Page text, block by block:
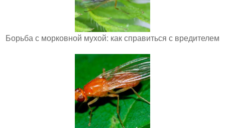
Борьба с морковной мухой: как справиться с вредителем